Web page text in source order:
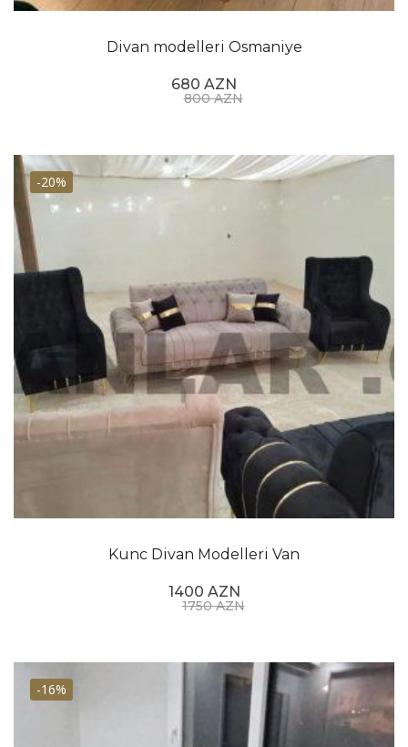
Divan modelleri Osmaniye
680 AZN
800 AZN
-20%
Kunc Divan Modelleri Van
1400 AZN
1750 AZN
-16%